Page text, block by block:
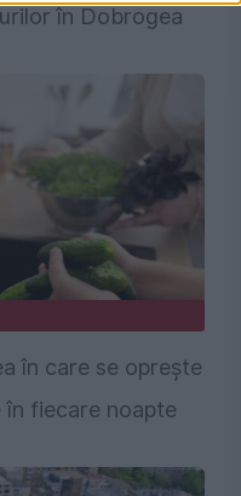
în Dobrogea
în care se oprește
fiecare noapte